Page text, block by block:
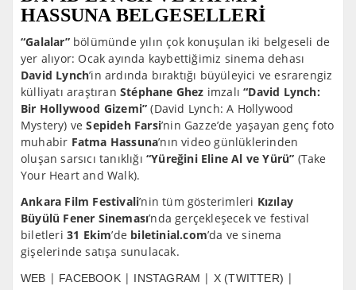
HASSUNA BELGESELLERİ
“Galalar”bölümünde yılın çok konuşulan iki belgeseli de
yer alıyor: Ocak ayında kaybettiğimiz sinema dehası
David Lynch’in ardında bıraktığı büyüleyici ve esrarengiz
külliyatı araştıran Stéphane Ghez imzalı“David Lynch:
Bir Hollywood Gizemi” (David Lynch: A Hollywood
Mystery) veSepideh Farsi’nin Gazze’de yaşayan genç foto
muhabir Fatma Hassuna’nın video günlüklerinden
oluşan sarsıcı tanıklığı “Yüreğini Eline Al ve Yürü” (Take
Your Heart and Walk).
Ankara Film Festivali’nin tüm gösterimleri Kızılay
Büyülü Fener Sineması’nda gerçekleşecek ve festival
biletleri 31 Ekim’de biletinial.com’da ve sinema
gişelerinde satışa sunulacak.
WEB | FACEBOOK| INSTAGRAM | X (TWITTER) |